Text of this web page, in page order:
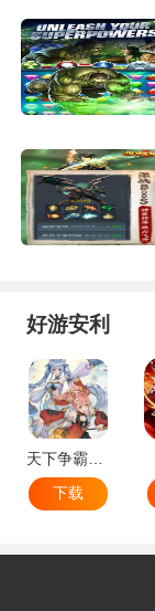
好游安利
天下争霸三国志
下载